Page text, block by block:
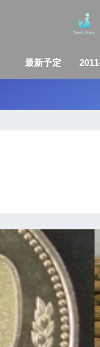
最新予定